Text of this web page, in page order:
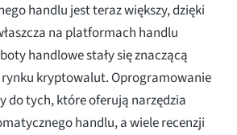
handlu jest teraz większy, dzięki
na platformach handlu
handlowe stały się znaczącą
rynku kryptowalut. Oprogramowanie
do tych, które oferują narzędzia
handlu, a wiele recenzji